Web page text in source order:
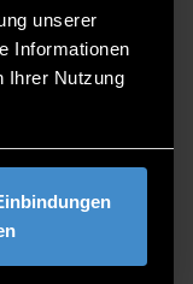
unserer
Informationen
Ihrer Nutzung